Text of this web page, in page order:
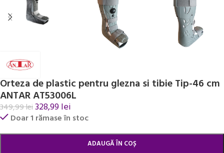
Orteza de plastic pentru glezna si tibie Tip-46 cm
ANTAR AT53006L
349,99lei328,99lei
Doar 1 rămase în stoc
ADAUGĂ ÎN COȘ